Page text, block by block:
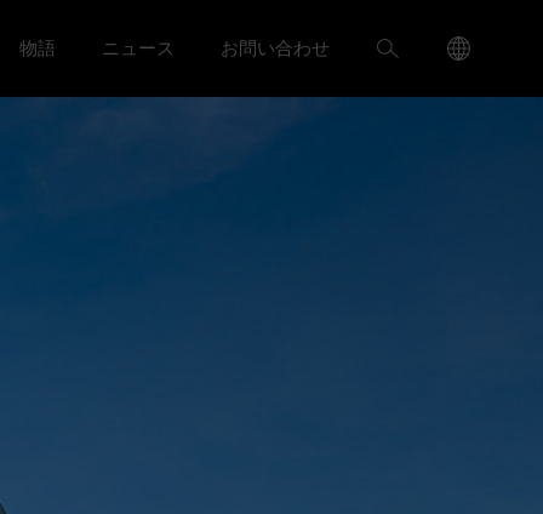
ア menu
物語 Toggle ニュース menu
ニュース お問い合わせ
検
Language
Menu